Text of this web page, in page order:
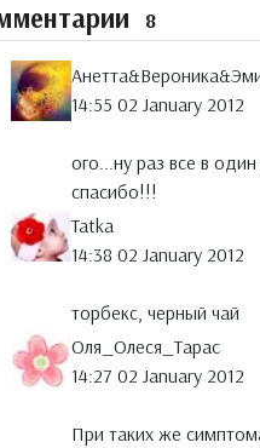
8
14:55 02 January 2012
ого...ну раз все в
спасибо!!!
Tatka
14:38 02 January 2012
торбекс, черный чай
Оля_Олеся_Тарас
14:27 02 January 2012
При таких же